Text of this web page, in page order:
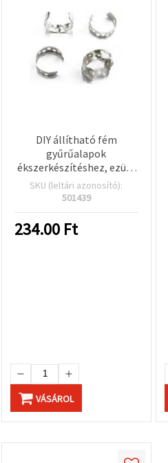
DIY állítható fém
gyűrűalapok
ékszerkészítéshez, ezüst
színű, 18x6 mm – 10 db
SKU (leltári azonosító):
501439
234.00 Ft
VÁSÁROL